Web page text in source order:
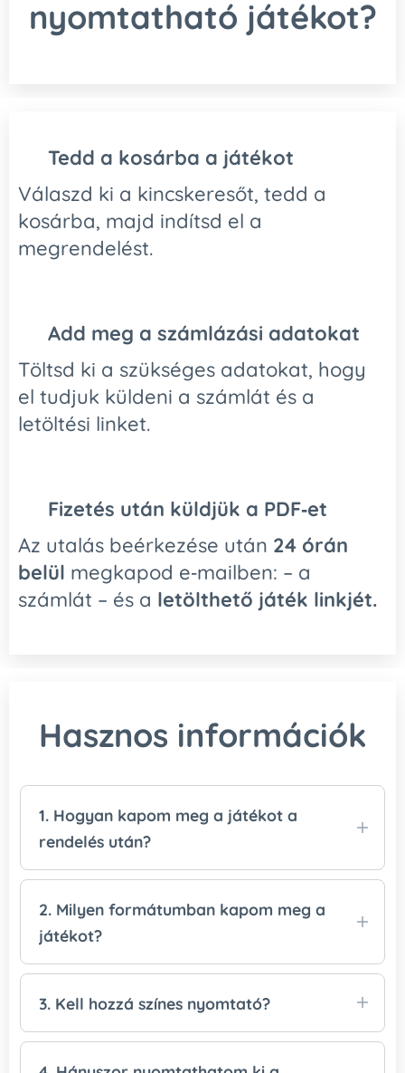
nyomtatható játékot?
Tedd a kosárba a játékot
Válaszd ki a kincskeresőt, tedd a
kosárba, majd indítsd el a
megrendelést.
Add meg a számlázási adatokat
Töltsd ki a szükséges adatokat, hogy
el tudjuk küldeni a számlát és a
letöltési linket.
Fizetés után küldjük a PDF‑et
Az utalás beérkezése után 24 órán
belül megkapod e‑mailben: – a
számlát – és a letölthető játék linkjét.
Hasznos információk
1. Hogyan kapom meg a játékot a
rendelés után?
A játékotaz összeg beérkezése utánküldjük
e‑mailben kapod meg, és5 napiglesz
lehetőséged letölteni a PDF fájlokat.
2. Milyen formátumban kapom meg a
játékot?
A játékokPDF formátumbanérkeznek, így
3. Kell hozzá színes nyomtató?
Igen, a játékokhozszínes nyomtató